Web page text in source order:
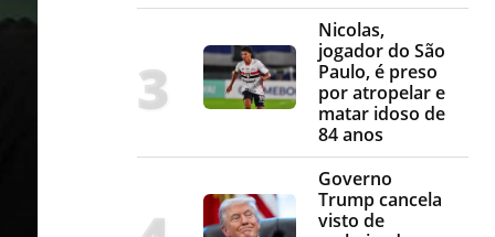
Nicolas,
jogador do São
Paulo, é preso
por atropelar e
matar idoso de
84 anos
Governo
Trump cancela
visto de